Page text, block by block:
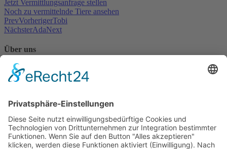
Jetzt Vermittlungsanfrage stellen
Noch zu vermittelnde Tiere ansehen
PrevVorherigerTobi
NächsterAdaNext
Über uns
Seit 1986 kümmert sich das Tierschutzheim Konstanz und
Umgebung e.V. um hilfsbedürftige Tiere in der Region.
Kontaktiere uns
07531 / 79547
info@tierschutzheim.de